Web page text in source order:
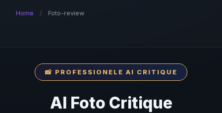
Home / Foto-review
📸 PROFESSIONELE AI CRITIQUE
AI Foto Critique